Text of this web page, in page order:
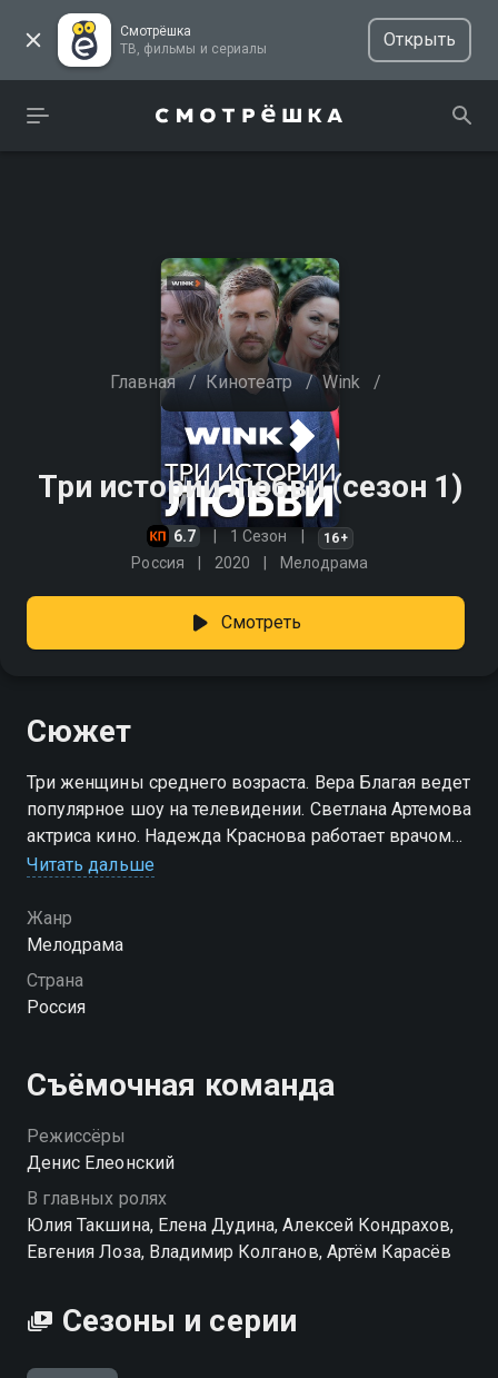
Смотрёшка
ТВ, фильмы и сериалы
Открыть
Главная / Кинотеатр / Wink /
Три истории любви (сезон 1)
6.7 1 Сезон 16+
Россия 2020 Мелодрама
Смотреть
Сюжет
Три женщины среднего возраста. Вера Благая ведет
популярное шоу на телевидении. Светлана Артемова
актриса кино. Надежда Краснова работает врачом
кареты Скорой помощи. Все они хотят быть
их судьбы переплетаются в поисках своего
женского счастья, меня жизнь всех...
Посмотреть онлайн 1 сезон сериала Три истории
Читать дальше
Жанр
Мелодрама
Страна
Россия
Съёмочная команда
Режиссёры
Денис Елеонский
В главных ролях
Юлия Такшина, Елена Дудина, Алексей Кондрахов,
Евгения Лоза, Владимир Колганов, Артём Карасёв
Сезоны и серии